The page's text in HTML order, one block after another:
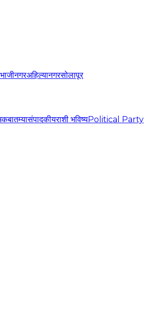
अहिल्यानगरसोलापूर
बातम्यासंपादकीयराशी भविष्यPolitical Party